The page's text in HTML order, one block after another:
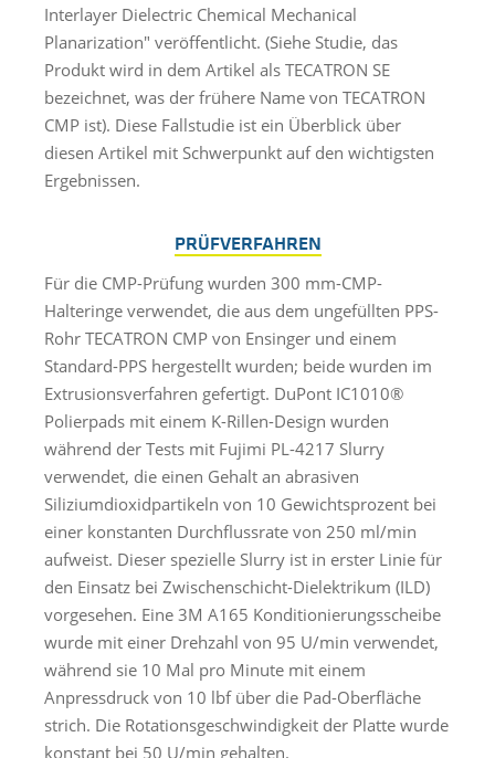
Interlayer Dielectric Chemical Mechanical
Planarization" veröffentlicht. (Siehe Studie, das
Produkt wird in dem Artikel als TECATRON SE
bezeichnet, was der frühere Name von TECATRON
CMP ist). Diese Fallstudie ist ein Überblick über
diesen Artikel mit Schwerpunkt auf den wichtigsten
Ergebnissen.
PRÜFVERFAHREN
Für die CMP-Prüfung wurden 300 mm-CMP-
Halteringe verwendet, die aus dem ungefüllten PPS-
Rohr TECATRON CMP von Ensinger und einem
Standard-PPS hergestellt wurden; beide wurden im
Extrusionsverfahren gefertigt. DuPont IC1010®
Polierpads mit einem K-Rillen-Design wurden
während der Tests mit Fujimi PL-4217 Slurry
verwendet, die einen Gehalt an abrasiven
Siliziumdioxidpartikeln von 10 Gewichtsprozent bei
einer konstanten Durchflussrate von 250 ml/min
aufweist. Dieser spezielle Slurry ist in erster Linie für
den Einsatz bei Zwischenschicht-Dielektrikum (ILD)
vorgesehen. Eine 3M A165 Konditionierungsscheibe
wurde mit einer Drehzahl von 95 U/min verwendet,
während sie 10 Mal pro Minute mit einem
Anpressdruck von 10 lbf über die Pad-Oberfläche
strich. Die Rotationsgeschwindigkeit der Platte wurde
konstant bei 50 U/min gehalten.